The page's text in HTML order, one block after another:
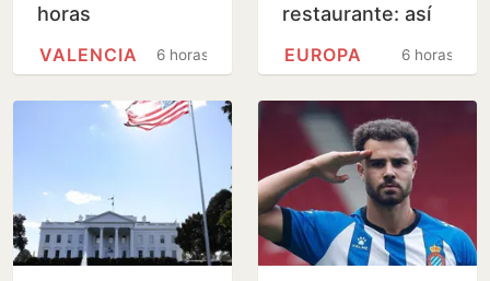
horas
un piso de
6 horas
VALENCIA
restaurante: así
plásticos la nueva
6 horas
EUROPA